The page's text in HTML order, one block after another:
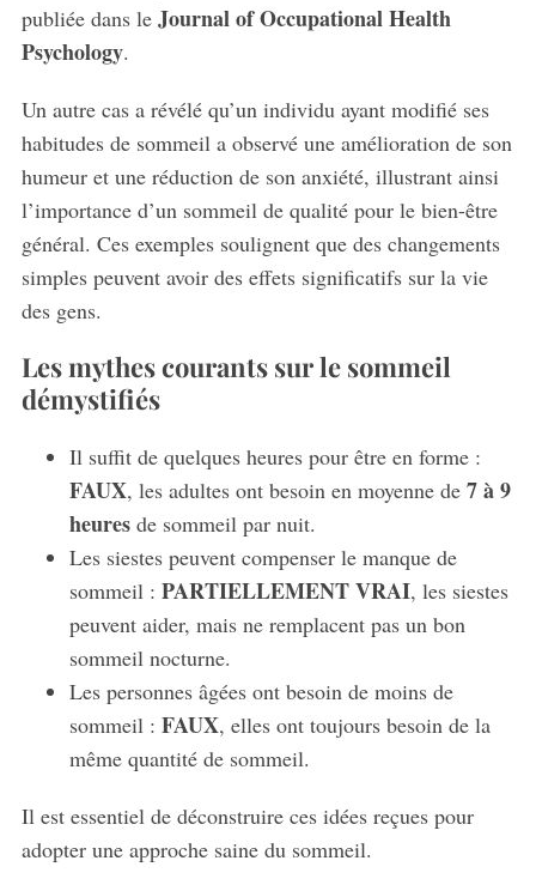
publiée dans le Journal of Occupational Health
Psychology.
Un autre cas a révélé qu’un individu ayant modifié ses
habitudes de sommeil a observé une amélioration de son
humeur et une réduction de son anxiété, illustrant ainsi
l’importance d’un sommeil de qualité pour le bien-être
général. Ces exemples soulignent que des changements
simples peuvent avoir des effets significatifs sur la vie
des gens.
Les mythes courants sur le sommeil
démystifiés
Il suffit de quelques heures pour être en forme :
FAUX, les adultes ont besoin en moyenne de 7 à 9
heuresde sommeil par nuit.
Les siestes peuvent compenser le manque de
sommeil : PARTIELLEMENT VRAI, les siestes
peuvent aider, mais ne remplacent pas un bon
sommeil nocturne.
Les personnes âgées ont besoin de moins de
sommeil : FAUX, elles ont toujours besoin de la
même quantité de sommeil.
Il est essentiel de déconstruire ces idées reçues pour
adopter une approche saine du sommeil.